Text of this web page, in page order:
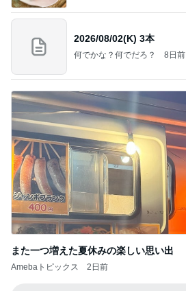
2026/08/02(K) 3本
何でかな？何でだろ？ 8日前
また一つ増えた夏休みの楽しい思い出
Amebaトピックス 2日前